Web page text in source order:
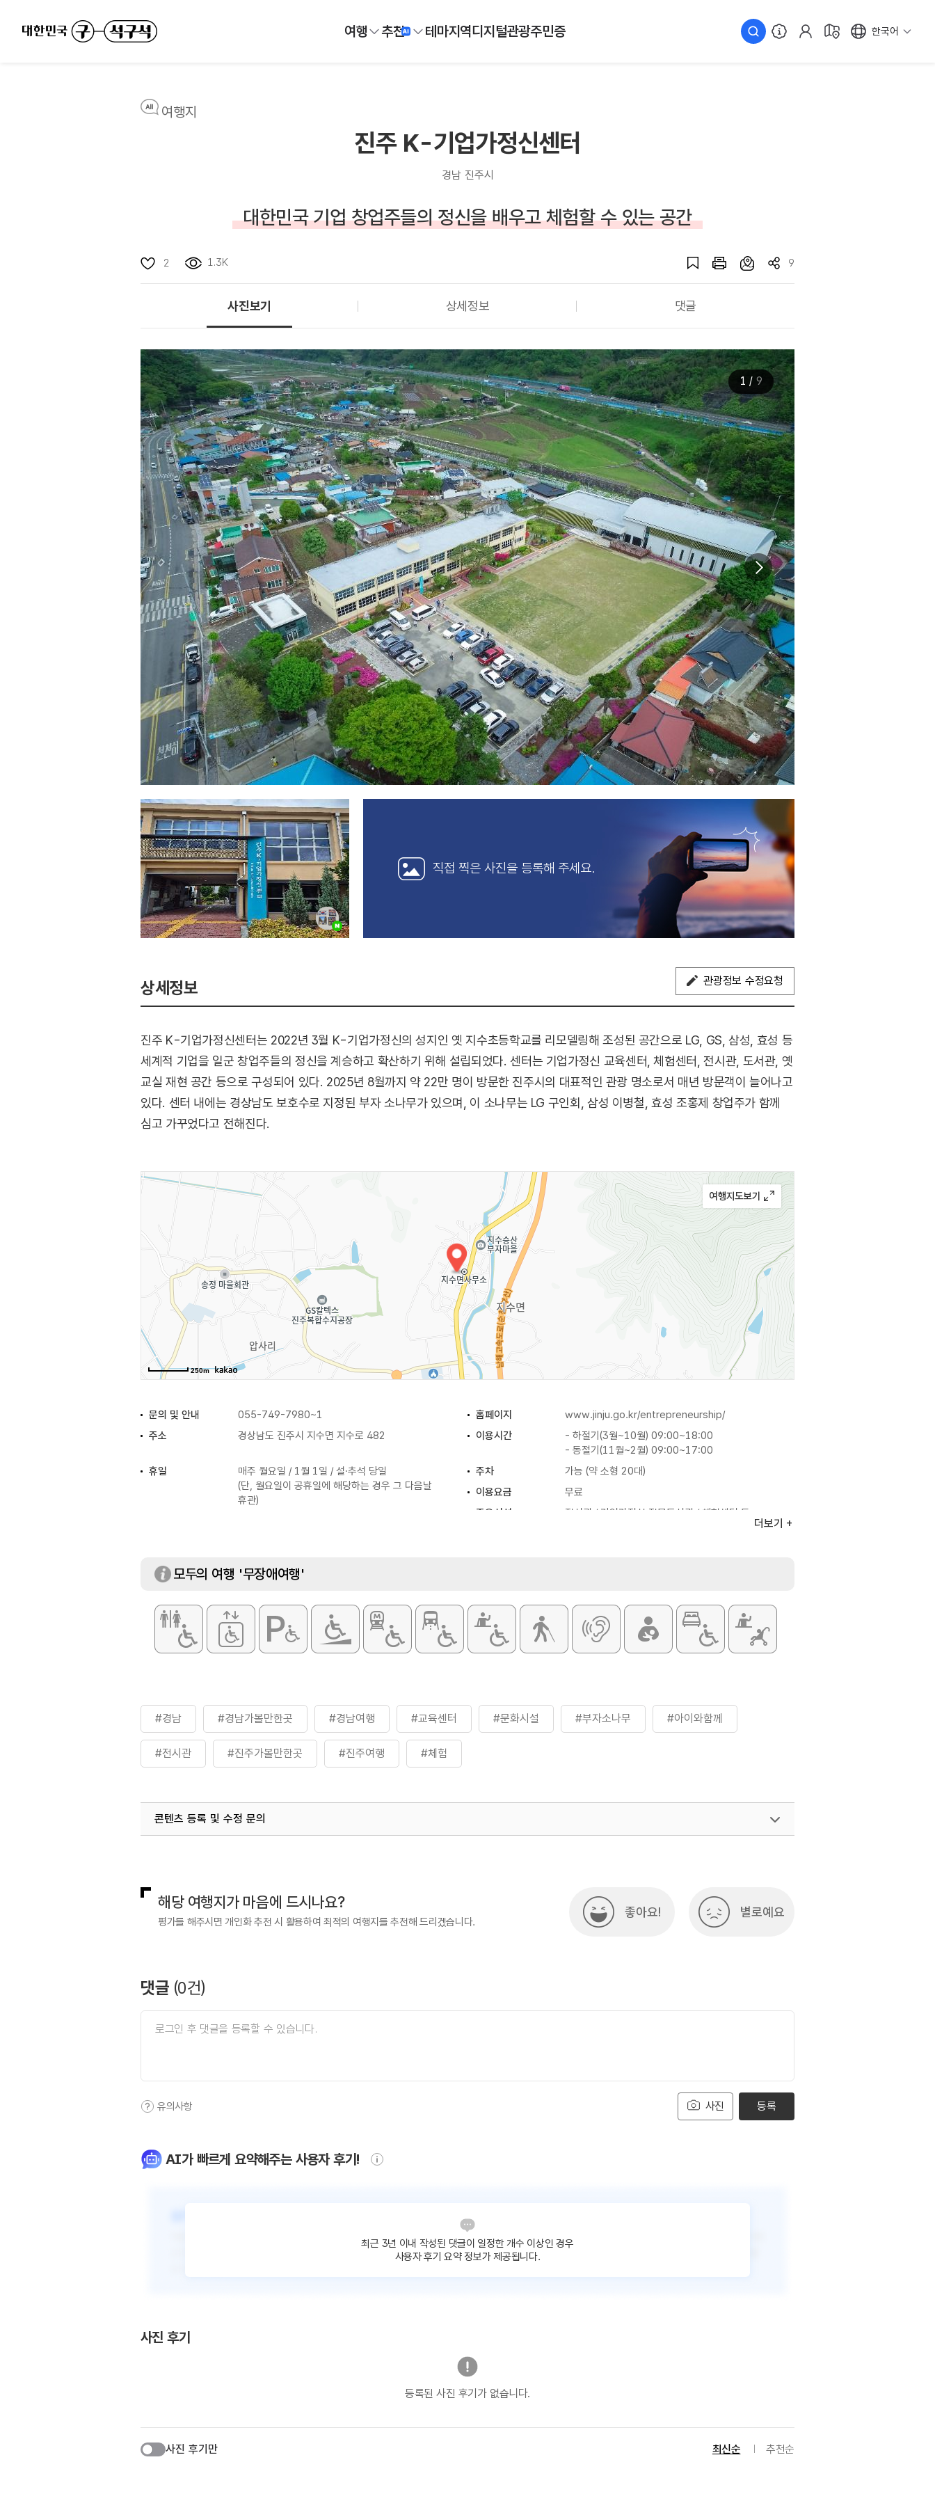
여행 추천 테마지역디지털관광주민증 한국어
여행지
진주 K-기업가정신센터
경남 진주시
대한민국 기업 창업주들의 정신을 배우고 체험할 수 있는 공간
2 1.3K 9
사진보기 상세정보 댓글
1 / 9
직접 찍은 사진을등록해 주세요.
상세정보 관광정보 수정요청
진주 K-기업가정신센터는 2022년 3월 K-기업가정신의 성지인 옛 지수초등학교를 리모델링해 조성된 공간으로 LG, GS, 삼성, 효성 등
세계적 기업을 일군 창업주들의 정신을 계승하고 확산하기 위해 설립되었다. 센터는 기업가정신 교육센터, 체험센터, 전시관, 도서관, 옛
교실 재현 공간 등으로 구성되어 있다. 2025년 8월까지 약 22만 명이 방문한 진주시의 대표적인 관광 명소로서 매년 방문객이 늘어나고
있다. 센터 내에는 경상남도 보호수로 지정된 부자 소나무가 있으며, 이 소나무는 LG 구인회, 삼성 이병철, 효성 조홍제 창업주가 함께
심고 가꾸었다고 전해진다.
250m
문의 및 안내 055-749-7980~1 홈페이지
www.jinju.go.kr/entrepreneurship/
주소
경상남도 진주시 지수면 지수로 482 이용시간
- 하절기(3월~10월) 09:00~18:00
- 동절기(11월~2월) 09:00~17:00
휴일
매주 월요일 / 1월 1일 / 설·추석 당일
(단, 월요일이 공휴일에 해당하는 경우 그 다음날
휴관)
주차
가능 (약 소형 20대)
이용요금
무료
주요시설
전시관 / 기업가정신 전문도서관 / 체험센터 등
더보기
모두의 여행 '무장애여행'
#경남 #경남가볼만한곳 #경남여행 #교육센터 #문화시설 #부자소나무 #아이와함께
#전시관 #진주가볼만한곳 #진주여행 #체험
콘텐츠 등록 및 수정 문의
해당 여행지가 마음에 드시나요?
평가를 해주시면 개인화 추천 시 활용하여 최적의 여행지를 추천해 드리겠습니다.
좋아요! 별로예요
댓글 (0건)
사진
유의사항 등록
AI가 빠르게 요약해주는 사용자 후기!
최근 3년 이내 작성된 댓글이 일정한 개수 이상인 경우
사용자 후기 요약 정보가 제공됩니다.
사진 후기
등록된 사진 후기가 없습니다.
사진 후기만 최신순 추천순